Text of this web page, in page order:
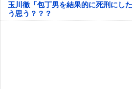
玉川徹「包丁男を結果的に死刑にし
う思う？？？